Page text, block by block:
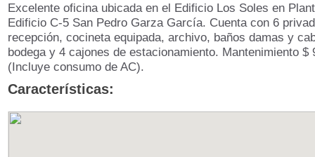
Excelente oficina ubicada en el Edificio Los Soles en
Edificio C-5 San Pedro Garza García. Cuenta con 6
recepción, cocineta equipada, archivo, baños damas y
bodega y 4 cajones de estacionamiento. Mantenimiento $
(Incluye consumo de AC).
Características: